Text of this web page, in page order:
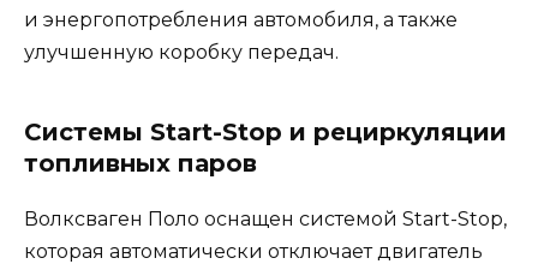
и энергопотребления автомобиля, а также
улучшенную коробку передач.
Системы Start-Stop и рециркуляции
топливных паров
Волксваген Поло оснащен системой Start-Stop,
которая автоматически отключает двигатель